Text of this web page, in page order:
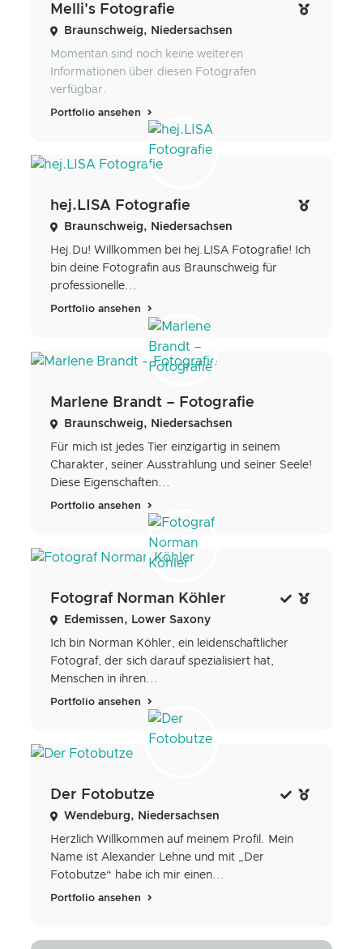
Melli's Fotografie
Braunschweig, Niedersachsen
Momentan sind noch keine weiteren
Informationen über diesen Fotografen
verfügbar.
Portfolio ansehen
hej.LISA Fotografie
Braunschweig, Niedersachsen
Hej.Du! Willkommen bei hej.LISA Fotografie! Ich
bin deine Fotografin aus Braunschweig für
professionelle...
Portfolio ansehen
Marlene Brandt – Fotografie
Braunschweig, Niedersachsen
Für mich ist jedes Tier einzigartig in seinem
Charakter, seiner Ausstrahlung und seiner Seele!
Diese Eigenschaften...
Portfolio ansehen
Fotograf Norman Köhler
Edemissen, Lower Saxony
Ich bin Norman Köhler, ein leidenschaftlicher
Fotograf, der sich darauf spezialisiert hat,
Menschen in ihren...
Portfolio ansehen
Der Fotobutze
Wendeburg, Niedersachsen
Herzlich Willkommen auf meinem Profil. Mein
Name ist Alexander Lehne und mit „Der
Fotobutze“ habe ich mir einen...
Portfolio ansehen